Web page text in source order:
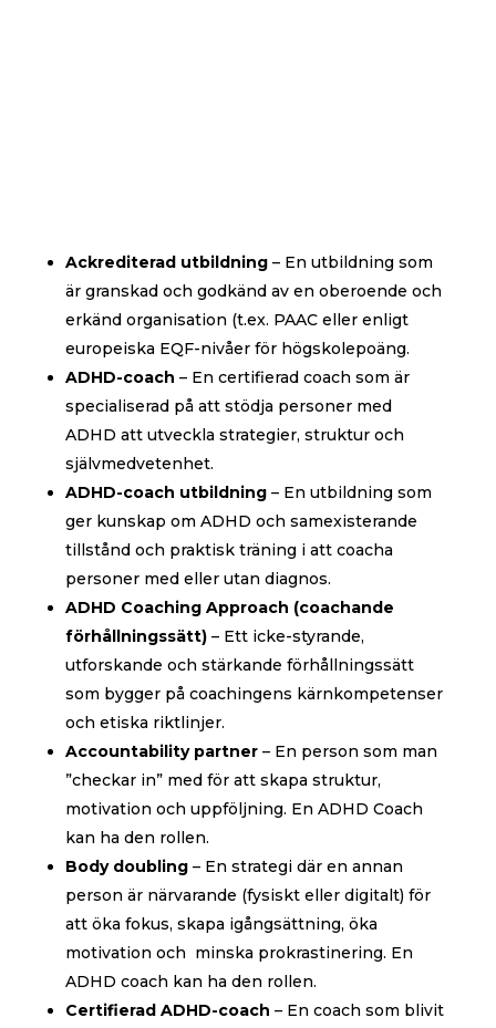
Ackrediterad utbildning– En utbildning som
är granskad och godkänd av en oberoende och
erkänd organisation (t.ex. PAAC eller enligt
europeiska EQF-nivåer för högskolepoäng.
ADHD-coach – En certifierad coach som är
specialiserad på att stödja personer med
ADHD att utveckla strategier, struktur och
självmedvetenhet.
ADHD-coach utbildning– En utbildning som
ger kunskap om ADHD och samexisterande
tillstånd och praktisk träning i att coacha
personer med eller utan diagnos.
ADHD Coaching Approach (coachande
förhållningssätt)– Ett icke-styrande,
utforskande och stärkande förhållningssätt
som bygger på coachingens kärnkompetenser
och etiska riktlinjer.
Accountability partner– En person som man
”checkar in” med för att skapa struktur,
motivation och uppföljning. En ADHD Coach
kan ha den rollen.
Body doubling– En strategi där en annan
person är närvarande (fysiskt eller digitalt) för
att öka fokus, skapa igångsättning, öka
motivation och minska prokrastinering. En
ADHD coach kan ha den rollen.
Certifierad ADHD-coach – En coach som blivit